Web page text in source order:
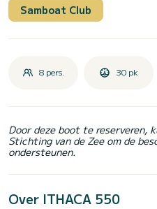
Samboat Club
8 pers. 30 pk
Door deze boot te reserveren,
Stichting van de Zee om de
ondersteunen.
Over ITHACA 550